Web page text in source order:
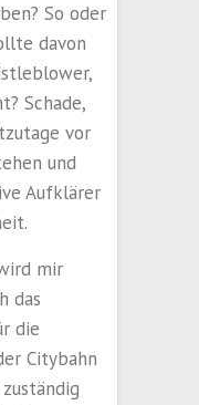
So oder
davon
Schade,
vor
und
Aufklärer
mir
das
die
Citybahn